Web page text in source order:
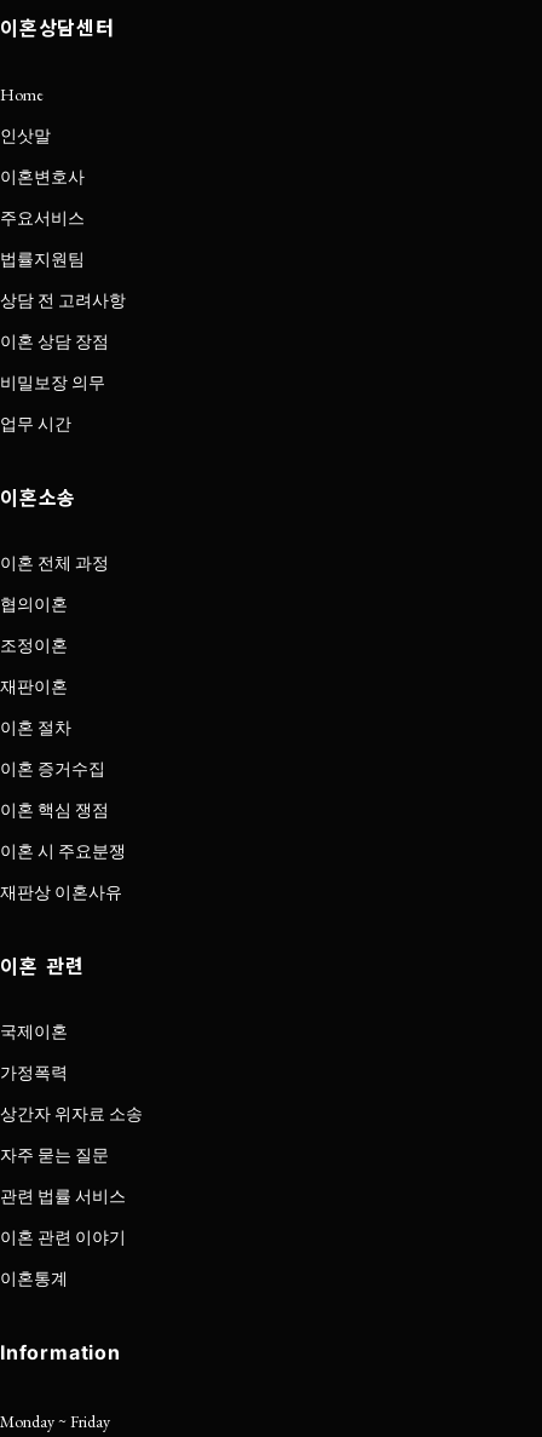
이혼상담센터
Home
인삿말
이혼변호사
주요서비스
법률지원팀
상담 전 고려사항
이혼 상담 장점
비밀보장 의무
업무 시간
이혼소송
이혼 전체 과정
협의이혼
조정이혼
재판이혼
이혼 절차
이혼 증거수집
이혼 핵심 쟁점
이혼 시 주요분쟁
재판상 이혼사유
이혼 관련
국제이혼
가정폭력
상간자 위자료 소송
자주 묻는 질문
관련 법률 서비스
이혼 관련 이야기
이혼통계
Information
Monday ~ Friday